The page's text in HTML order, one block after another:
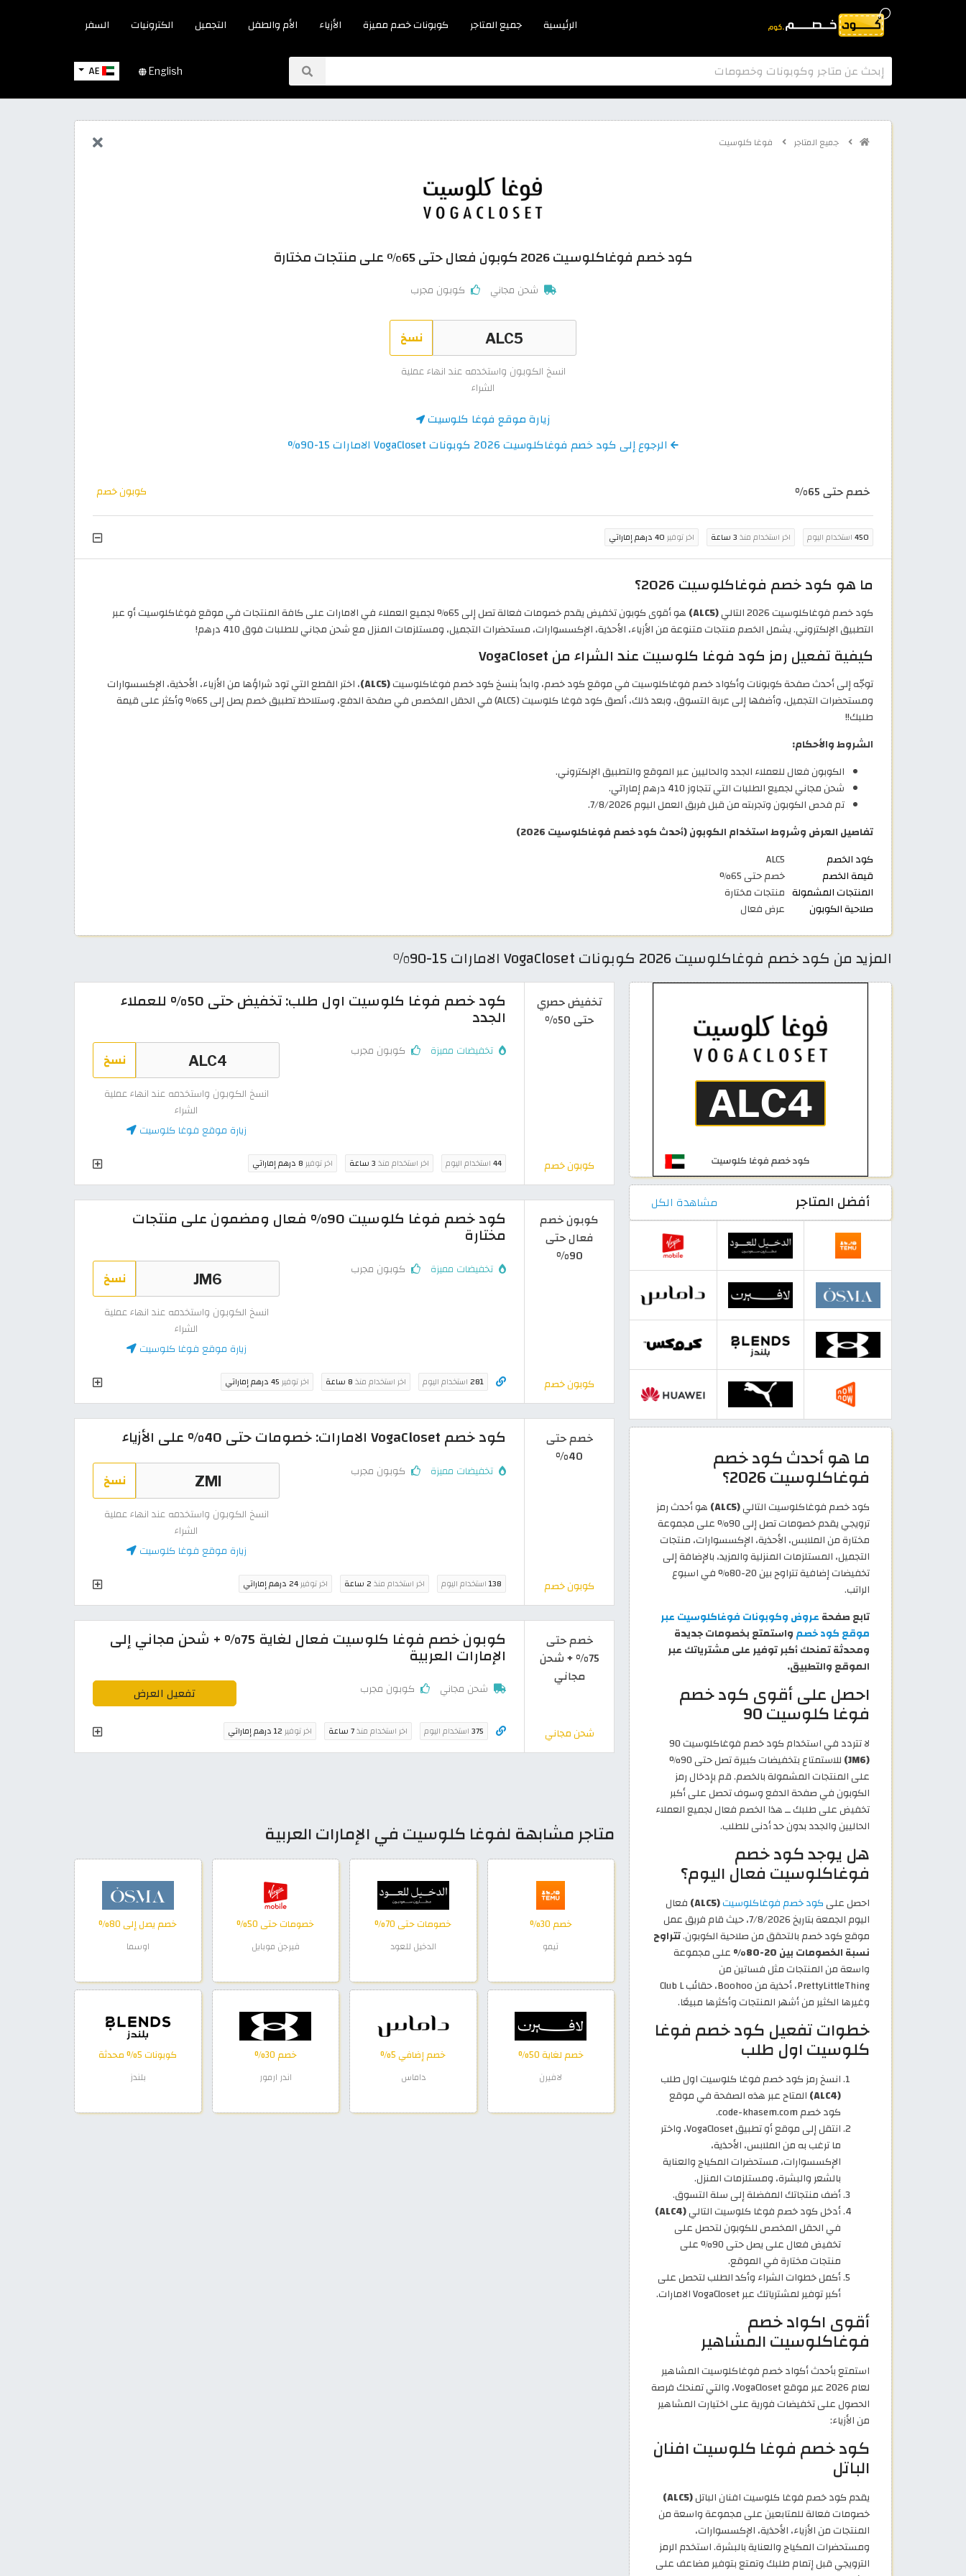
الرئيسية جميع المتاجر كوبونات خصم مميزة الأزياء الأم والطفل التجميل الكترونيات السفر
AE English
جميع المتاجر فوغا كلوسيت
كود خصم فوغاكلوسيت 2026 كوبون فعال حتى 65% على منتجات مختارة
شحن مجاني كوبون مجرب
نسخ
انسخ الكوبون واستخدمه عند انهاء عملية
الشراء
زيارة موقع فوغا كلوسيت
الرجوع إلى كود خصم فوغاكلوسيت 2026 كوبونات VogaCloset الامارات 15-90%
خصم حتى 65% كوبون خصم
450استخدام اليوم اخر استخدام منذ3 ساعة اخر توفير40 درهم إماراتي
ما هو كود خصم فوغاكلوسيت 2026؟
كود خصم فوغاكلوسيت 2026 التالي (ALC5)
هو أقوى كوبون تخفيض يقدم خصومات فعالة تصل إلى 65% لجميع العملاء في الامارات على كافة المنتجات في موقع فوغاكلوسيت أو عبر
التطبيق الإلكتروني. يشمل الخصم منتجات متنوعة من الأزياء، الأحذية، الإكسسوارات، مستحضرات التجميل، ومستلزمات المنزل مع شحن مجاني للطلبات فوق 410 درهم!
كيفية تفعيل رمز كود فوغا كلوسيت عند الشراء من VogaCloset
توجّه إلى أحدث صفحة كوبونات وأكواد خصم فوغاكلوسيت في موقع كود خصم، وابدأ بنسخ كود خصم فوغاكلوسيت(ALC5)
، اختر القطع التي تود شراؤها من الأزياء، الأحذية، الإكسسوارات
ومستحضرات التجميل، وأضفها إلى عربة التسوق، وبعد ذلك، ألصق كود فوغا كلوسيت (ALC5) في الحقل المخصص في صفحة الدفع، وستلاحظ تطبيق خصم يصل إلى 65% وأكثر على قيمة
طلبك!!
الشروط والأحكام:
الكوبون فعال للعملاء الجدد والحاليين عبر الموقع والتطبيق الإلكتروني.
شحن مجاني لجميع الطلبات التي تتجاوز 410 درهم إماراتي.
تم فحص الكوبون وتجربته من قبل فريق العمل اليوم 7/8/2026.
تفاصيل العرض وشروط استخدام الكوبون (أحدث كود خصم فوغاكلوسيت 2026)
كود الخصم
ALC5
قيمة الخصم
خصم حتى 65%
المنتجات المشمولة منتجات مختارة
صلاحية الكوبون
عرض فعال
المزيد من كود خصم فوغاكلوسيت 2026 كوبونات VogaCloset الامارات 15-90%
تخفيض حصري
حتى 50%
كوبون خصم
كود خصم فوغا كلوسيت اول طلب: تخفيض حتى 50% للعملاء
الجدد
تخفيضات مميزة كوبون مجرب نسخ
انسخ الكوبون واستخدمه عند انهاء عملية
الشراء
زيارة موقع فوغا كلوسيت
44استخدام اليوم اخر استخدام منذ3 ساعة اخر توفير8 درهم إماراتي
كوبون خصم
فعال حتى
90%
كوبون خصم
كود خصم فوغا كلوسيت 90% فعال ومضمون على منتجات
مختارة
تخفيضات مميزة كوبون مجرب نسخ
انسخ الكوبون واستخدمه عند انهاء عملية
الشراء
زيارة موقع فوغا كلوسيت
281استخدام اليوم اخر استخدام منذ8 ساعة اخر توفير45 درهم إماراتي
خصم حتى
40%
كوبون خصم
كود خصم VogaCloset الامارات: خصومات حتى 40% على الأزياء
تخفيضات مميزة كوبون مجرب نسخ
انسخ الكوبون واستخدمه عند انهاء عملية
الشراء
زيارة موقع فوغا كلوسيت
138استخدام اليوم اخر استخدام منذ2 ساعة اخر توفير24 درهم إماراتي
خصم حتى
75% + شحن
مجاني
شحن مجاني
كوبون خصم فوغا كلوسيت فعال لغاية 75% + شحن مجاني إلى
الإمارات العربية
شحن مجاني كوبون مجرب تفعيل العرض
375استخدام اليوم اخر استخدام منذ7 ساعة اخر توفير12 درهم إماراتي
متاجر مشابهة لفوغا كلوسيت في الإمارات العربية
خصم 30%
تيمو
خصومات حتى 70%
الدخيل للعود
خصومات حتى 50%
فيرجن موبايل
خصم يصل إلى 80%
اوسما
خصم لغاية 50%
لافيرن
خصم إضافي 5%
داماس
خصم 30%
اندر ارمور
كوبونات 5% محدثة
بلندز
أفضل المتاجر مشاهدة الكل
ما هو أحدث كود خصم
فوغاكلوسيت 2026؟
كود خصم فوغاكلوسيت التالي(ALC5)
هو أحدث رمز
ترويجي يقدم خصومات تصل إلى 90% على مجموعة
مختارة من الملابس، الأحذية، الإكسسوارات، منتجات
التجميل، المستلزمات المنزلية والمزيد، بالإضافة إلى
تخفيضات إضافية تتراوح بين 20-80% في اسبوع
الراتب.
تابع صفحة عروض وكوبونات فوغاكلوسيت عبر
موقع كود خصم واستمتع بخصومات جديدة
ومحدثة تمنحك أكبر توفير على مشترياتك عبر
الموقع والتطبيق.
احصل على أقوى كود خصم
فوغا كلوسيت 90
لا تتردد في استخدام كود خصم فوغاكلوسيت 90
(JM6)
للاستمتاع بتخفيضات كبيرة تصل حتى 90%
على المنتجات المشمولة بالخصم. قم بإدخال رمز
الكوبون في صفحة الدفع وسوف تحصل على أكبر
تخفيض على طلبك ــ هذا الخصم فعال لجميع العملاء
الحاليين والجدد بدون حد أدنى للطلب.
هل يوجد كود خصم
فوغاكلوسيت فعال اليوم؟
احصل علىكود خصم فوغاكلوسيت(ALC5)
فعال
اليوم الجمعة بتاريخ 7/8/2026، حيث قام فريق عمل
موقع كود خصم بالتحقق من صلاحية الكوبون.تتراوح
نسبة الخصومات بين 20-80%
على مجموعة
واسعة من المنتجات مثل فساتين من
PrettyLittleThing، أحذية من Boohoo، حقائب Club L
وغيرها الكثير من أشهر المنتجات وأكثرها مبيعًا.
خطوات تفعيل كود خصم فوغا
كلوسيت اول طلب
انسخ رمز كود خصم فوغا كلوسيت اول طلب
(ALC4)
المتاح عبر هذه الصفحة في موقع
كود خصم code-khasem.com.
انتقل إلى موقع أو تطبيق VogaCloset، واختر
ما ترغب به من الملابس، الأحذية،
الإكسسوارات، مستحضرات المكياج والعناية
بالشعر والبشرة، ومستلزمات المنزل.
أضف منتجاتك المفضلة إلى سلة التسوق.
أدخل كود خصم فوغا كلوسيت التالي(ALC4)
في الحقل المخصص للكوبون لتحصل على
تخفيض فعال على يصل حتى 90% على
منتجات مختارة في الموقع.
أكمل خطوات الشراء وأكد الطلب لتحصل على
أكبر توفير لمشترياتك عبر VogaCloset الامارات.
أقوى اكواد خصم
فوغاكلوسيت المشاهير
استمتع بأحدث أكواد خصم فوغاكلوسيت المشاهير
لعام 2026 عبر موقع VogaCloset، والتي تمنحك فرصة
الحصول على تخفيضات فورية على اختيارت المشاهير
من الأزياء:
كود خصم فوغا كلوسيت افنان
الباتل
يقدم كود خصم فوغا كلوسيت افنان الباتل(ALC5)
خصومات فعالة للمتابعين على مجموعة واسعة من
المنتجات من الأزياء، الأحذية، الإكسسوارات،
ومستحضرات المكياج والعناية بالبشرة. استخدم الرمز
الترويجي قبل إتمام طلبك وتمتع بتوفير مضاعف على